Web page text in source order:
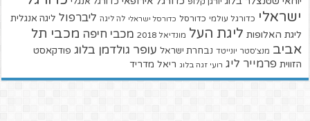
ישראלי כדורגל עולמי כדורסל כדורסל ישראלי לה ליגה ליברפול ליגה אנגלית
ליגת האלופות ליגת העל מונדיאל 2018 מכבי חיפה מכבי תל
אביב מנצ'סטר יונייטד נבחרת ישראל עופר גולדמן בלוג פודקאסט
הזווית פרמייר ליג רועי זגה בלוג ריאל מדריד